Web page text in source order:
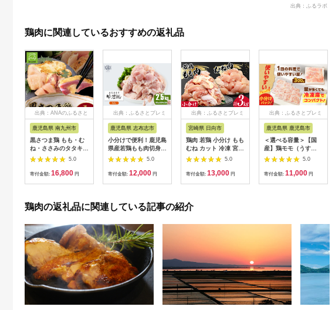
出典：ふるラボ
鶏肉に関連しているおすすめの返礼品
出典：ANAのふるさと
鹿児島県 南九州市
黒さつま鶏 もも・む
ね・ささみのタタキセ
ット【配送不可地域：
5.0
寄付金額: 16,800 円
出典：ふるさとプレミ
鹿児島県 志布志市
小分けで便利！鹿児島
県産若鶏もも肉切身
計2.5kg(250g×10P)
5.0
寄付金額: 12,000 円
出典：ふるさとプレミ
宮崎県 日向市
鶏肉 若鶏 小分け もも
むね カット 冷凍 宮崎
産 300g×各5袋 計3kg
[さくら産業 宮崎県 日
向市 452060791] ぶ
パック
5.0
寄付金額: 13,000 円
出典：ふるさとプレミ
鹿児島県 鹿児島市
＜選べる容量＞【国
産】鶏モモ（うす
塩） K025-012
5.0
寄付金額: 11,000 円
鶏肉の返礼品に関連している記事の紹介